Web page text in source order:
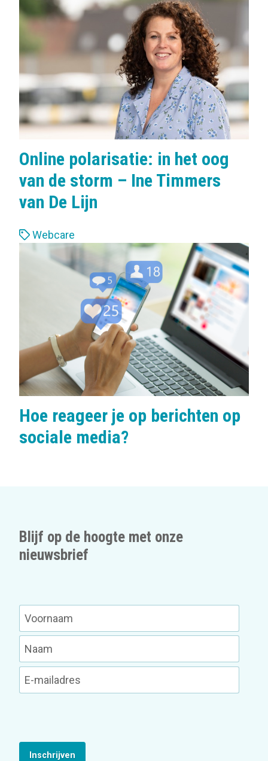
b
s
:
Online polarisatie: in het oog
van de storm – Ine Timmers
van De Lijn
L
Webcare
Hoe reageer je op berichten op
sociale media?
Blijf op de hoogte met onze
nieuwsbrief
Inschrijven